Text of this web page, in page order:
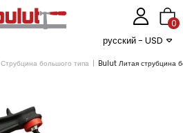
русский - USD
0
Струбцина большого типа Bulut Литая струбцина